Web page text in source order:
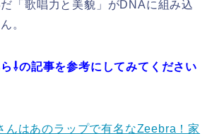
「 歌唱力と美貌 」がDNAに組み込
。
⇩の記事を参考にしてみてください
んはあのラップで有名なZeebra！家